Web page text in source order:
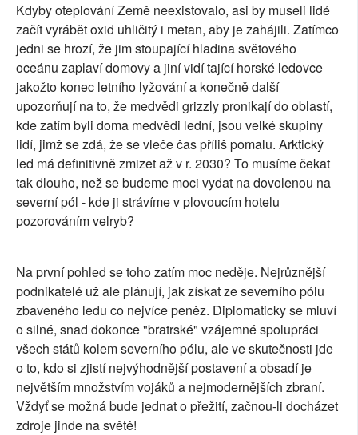
Kdyby oteplování Země neexistovalo, asi by museli lidé
začít vyrábět oxid uhličitý i metan, aby je zahájili. Zatímco
jedni se hrozí, že jim stoupající hladina světového
oceánu zaplaví domovy a jiní vidí tající horské ledovce
jakožto konec letního lyžování a konečně další
upozorňují na to, že medvědi grizzly pronikají do oblastí,
kde zatím byli doma medvědi lední, jsou velké skupiny
lidí, jimž se zdá, že se vleče čas příliš pomalu. Arktický
led má definitivně zmizet až v r. 2030? To musíme čekat
tak dlouho, než se budeme moci vydat na dovolenou na
severní pól - kde ji strávíme v plovoucím hotelu
pozorováním velryb?
Na první pohled se toho zatím moc neděje. Nejrůznější
podnikatelé už ale plánují, jak získat ze severního pólu
zbaveného ledu co nejvíce peněz. Diplomaticky se mluví
o silné, snad dokonce "bratrské" vzájemné spolupráci
všech států kolem severního pólu, ale ve skutečnosti jde
o to, kdo si zjistí nejvýhodnější postavení a obsadí je
největším množstvím vojáků a nejmodernějších zbraní.
Vždyť se možná bude jednat o přežití, začnou-li docházet
zdroje jinde na světě!